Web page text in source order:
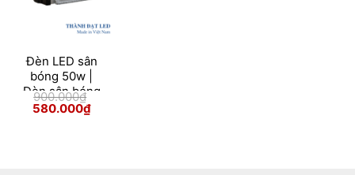
Đèn LED sân
bóng 50w |
Đèn sân bóng
50w module
900.000₫
Giá
gốc
580.000₫Giá
hiện